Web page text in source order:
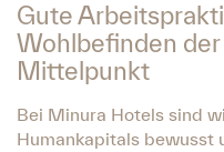
Gute
Wohlbefinden
Mittelpunkt
Bei Minura Hotels sind
Humankapitals bewusst